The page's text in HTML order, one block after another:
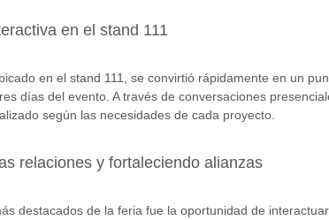
en el stand 111
en el stand 111, se convirtió rápidamente en un
días del evento. A través de conversaciones
según las necesidades de cada proyecto.
relaciones y fortaleciendo alianzas
destacados de la feria fue la oportunidad de